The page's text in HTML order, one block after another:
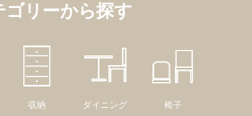
ゴリーから探す
収納 ダイニング 椅子